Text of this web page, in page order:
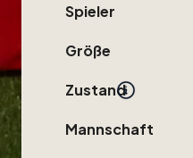
Spieler
Größe
Zustand
Mannschaft